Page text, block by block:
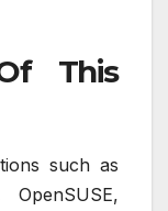
This
such as